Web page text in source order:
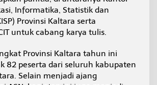
Informatika, Statistik dan
Provinsi Kaltara serta
untuk cabang karya tulis.
Provinsi Kaltara tahun ini
82 peserta dari seluruh kabupaten
Selain menjadi ajang